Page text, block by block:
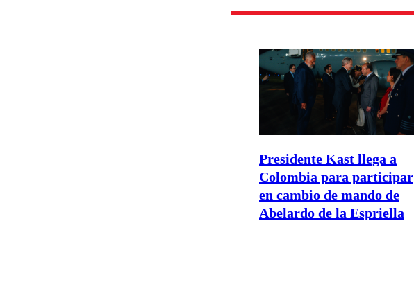
Presidente Kast llega a
Colombia para participar
en cambio de mando de
Abelardo de la Espriella